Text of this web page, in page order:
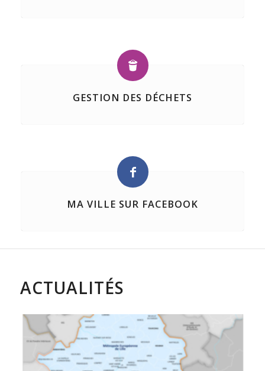
GESTION DES DÉCHETS
MA VILLE SUR FACEBOOK
ACTUALITÉS